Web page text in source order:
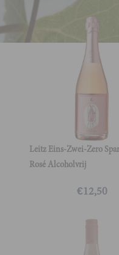
Leitz Eins-Zwei-Zero
Rosé Alcoholvrij
€12,50